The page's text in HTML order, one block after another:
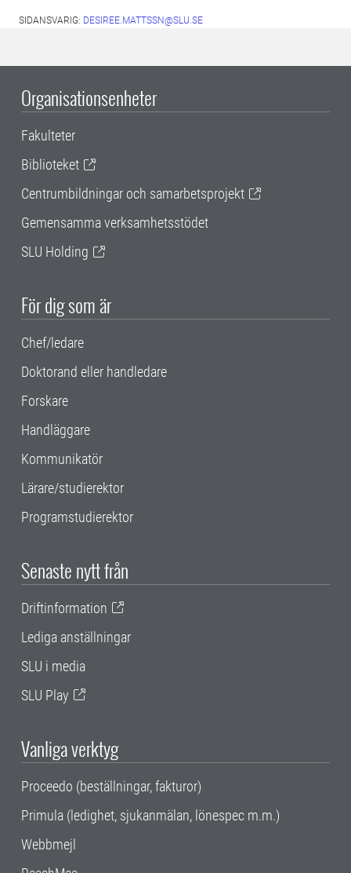
SIDANSVARIG: DESIREE.MATTSSN@SLU.SE
Organisationsenheter
Fakulteter
Biblioteket
Centrumbildningar och samarbetsprojekt
Gemensamma verksamhetsstödet
SLU Holding
För dig som är
Chef/ledare
Doktorand eller handledare
Forskare
Handläggare
Kommunikatör
Lärare/studierektor
Programstudierektor
Senaste nytt från
Driftinformation
Lediga anställningar
SLU i media
SLU Play
Vanliga verktyg
Proceedo (beställningar, fakturor)
Primula (ledighet, sjukanmälan, lönespec m.m.)
Webbmejl